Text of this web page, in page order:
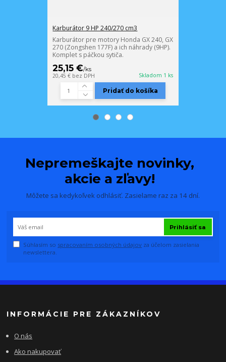
Karburátor 9 HP 240/270 cm3
Karburátor pre motory Honda GX 240, GX
270 (Zongshen 177F) a ich náhrady (9HP).
Komplet s páčkou sytiča.
25,15 €/ks
20,45 € bez DPH Skladom 1 ks
Pridať do košíka
Nepremeškajte novinky,
akcie a zľavy!
Môžete sa kedykoľvek odhlásiť. Zasielame raz za 14 dní.
Prihlásiť sa
Súhlasím so spracovaním osobných údajov za účelom zasielania
newslettera.
INFORMÁCIE PRE ZÁKAZNÍKOV
O nás
Ako nakupovať